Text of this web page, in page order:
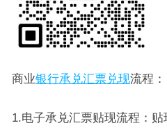
商业银行承兑汇票兑现流程：
1.电子承兑汇票贴现流程：